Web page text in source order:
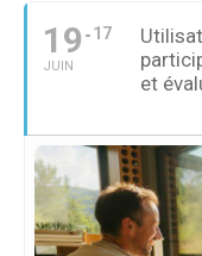
19
JUIN
17
et